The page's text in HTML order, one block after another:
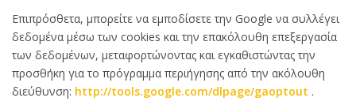
Επιπρόσθετα, μπορείτε να εμποδίσετε την Google να συλλέγει
δεδομένα μέσω των cookies και την επακόλουθη επεξεργασία
των δεδομένων, μεταφορτώνοντας και εγκαθιστώντας την
προσθήκη για το πρόγραμμα περιήγησης από την ακόλουθη
διεύθυνση: http://tools.google.com/dlpage/gaoptout .